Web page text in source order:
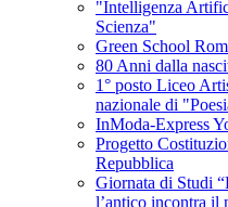
"Intelligenza
Scienza"
Green School
80 Anni dalla
1° posto Liceo
nazionale di
InModa-Express
Progetto
Repubblica
Giornata di Studi
l’antico incontra il